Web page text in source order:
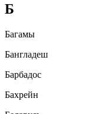
Б
Багамы
Бангладеш
Барбадос
Бахрейн